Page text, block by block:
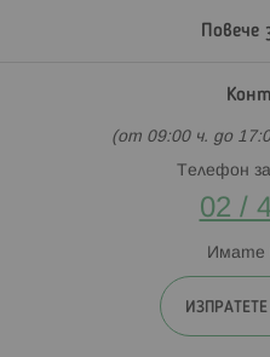
Повече
(от 09:00 ч. до
Телефон
02 /
Имате